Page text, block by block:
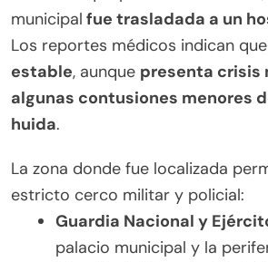
municipal fue trasladada a un
Los reportes médicos indican
estable, aunque presenta crisis
algunas contusiones menores
huida.
La zona donde fue localizada
estricto cerco militar y policial:
Guardia Nacional y
palacio municipal y la